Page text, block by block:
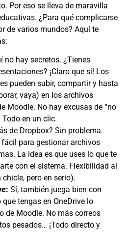
Por eso se lleva de maravilla
¿Para qué complicarse
de varios mundos? Aquí te
no hay secretos. ¿Tienes
¡Claro que sí! Los
pueden subir, compartir y hasta
vaya) en los archivos
Moodle. No hay excusas de “no
en un clic.
de Dropbox? Sin problema.
para gestionar archivos
La idea es que uses lo que te
con el sistema. Flexibilidad al
pero en serio).
Sí, también juega bien con
tengas en OneDrive lo
de Moodle. No más correos
pesados… ¡Todo directo y